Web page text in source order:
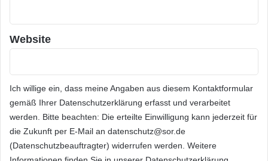
Website
Ich willige ein, dass meine Angaben aus diesem Kontaktformular
gemäß Ihrer Datenschutzerklärung erfasst und verarbeitet
werden. Bitte beachten: Die erteilte Einwilligung kann jederzeit für
die Zukunft per E-Mail an datenschutz@sor.de
(Datenschutzbeauftragter) widerrufen werden. Weitere